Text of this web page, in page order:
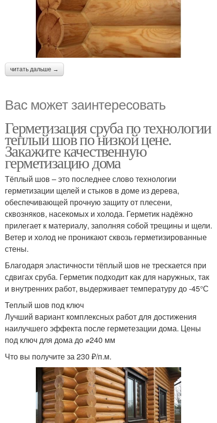
читать дальше →
Вас может заинтересовать
Герметизация сруба по технологии
теплый шов по низкой цене.
Закажите качественную
герметизацию дома
Тёплый шов – это последнее слово технологии
герметизации щелей и стыков в доме из дерева,
обеспечивающей прочную защиту от плесени,
сквозняков, насекомых и холода. Герметик надёжно
прилегает к материалу, заполняя собой трещины и щели.
Ветер и холод не проникают сквозь герметизированные
стены.
Благодаря эластичности тёплый шов не трескается при
сдвигах сруба. Герметик подходит как для наружных, так
и внутренних работ, выдерживает температуру до -45°С
Теплый шов под ключ
Лучший вариант комплексных работ для достижения
наилучшего эффекта после герметезации дома. Цены
под ключ для дома до ⌀240 мм
Что вы получите за 230 ₽/п.м.